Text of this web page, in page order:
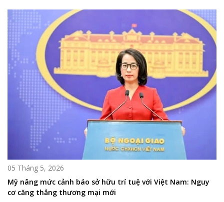
05 Tháng 5, 2026
Mỹ nâng mức cảnh báo sở hữu trí tuệ với Việt Nam: Nguy
cơ căng thẳng thương mại mới